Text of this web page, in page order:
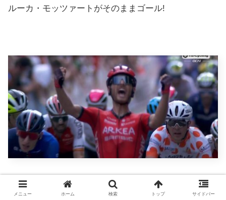
ルーカ・モッツァートがそのままゴール!
ルーカ・モッツァートが雄たけびだ～!
メニュー ホーム 検索 トップ サイドバー